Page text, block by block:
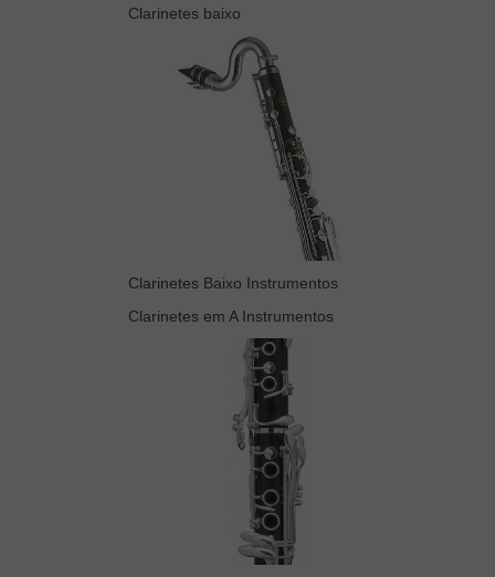
Clarinetes baixo
Clarinetes Baixo Instrumentos
Clarinetes em A Instrumentos